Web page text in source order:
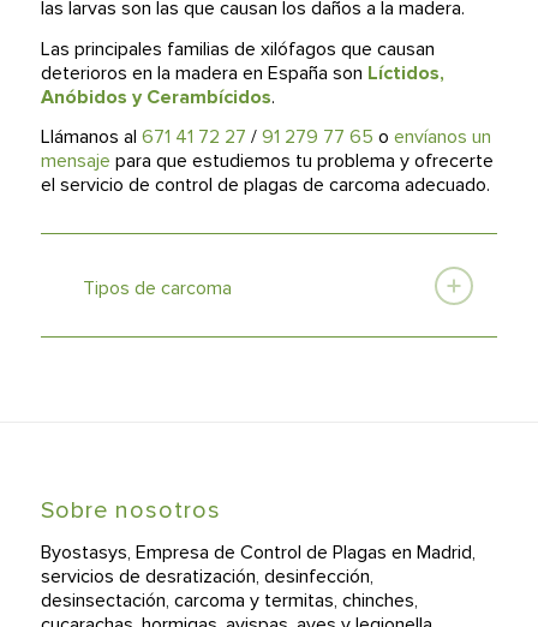
las larvas son las que causan los daños a la madera.
Las principales familias de xilófagos que causan
deterioros en la madera en España son Líctidos,
Anóbidos y Cerambícidos.
Llámanos al 671 41 72 27 / 91 279 77 65 o envíanos un
mensaje para que estudiemos tu problema y ofrecerte
el servicio de control de plagas de carcoma adecuado.
Tipos de carcoma
Sobre nosotros
Byostasys, Empresa de Control de Plagas en Madrid,
servicios de desratización, desinfección,
desinsectación, carcoma y termitas, chinches,